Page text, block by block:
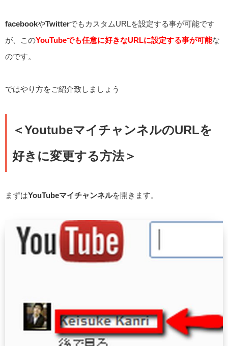
facebookやTwitterでもカスタムURLを設定する事が可能です
が、このYouTubeでも任意に好きなURLに設定する事が可能な
のです。
ではやり方をご紹介致しましょう
＜YoutubeマイチャンネルのURLを
好きに変更する方法＞
まずはYouTubeマイチャンネルを開きます。